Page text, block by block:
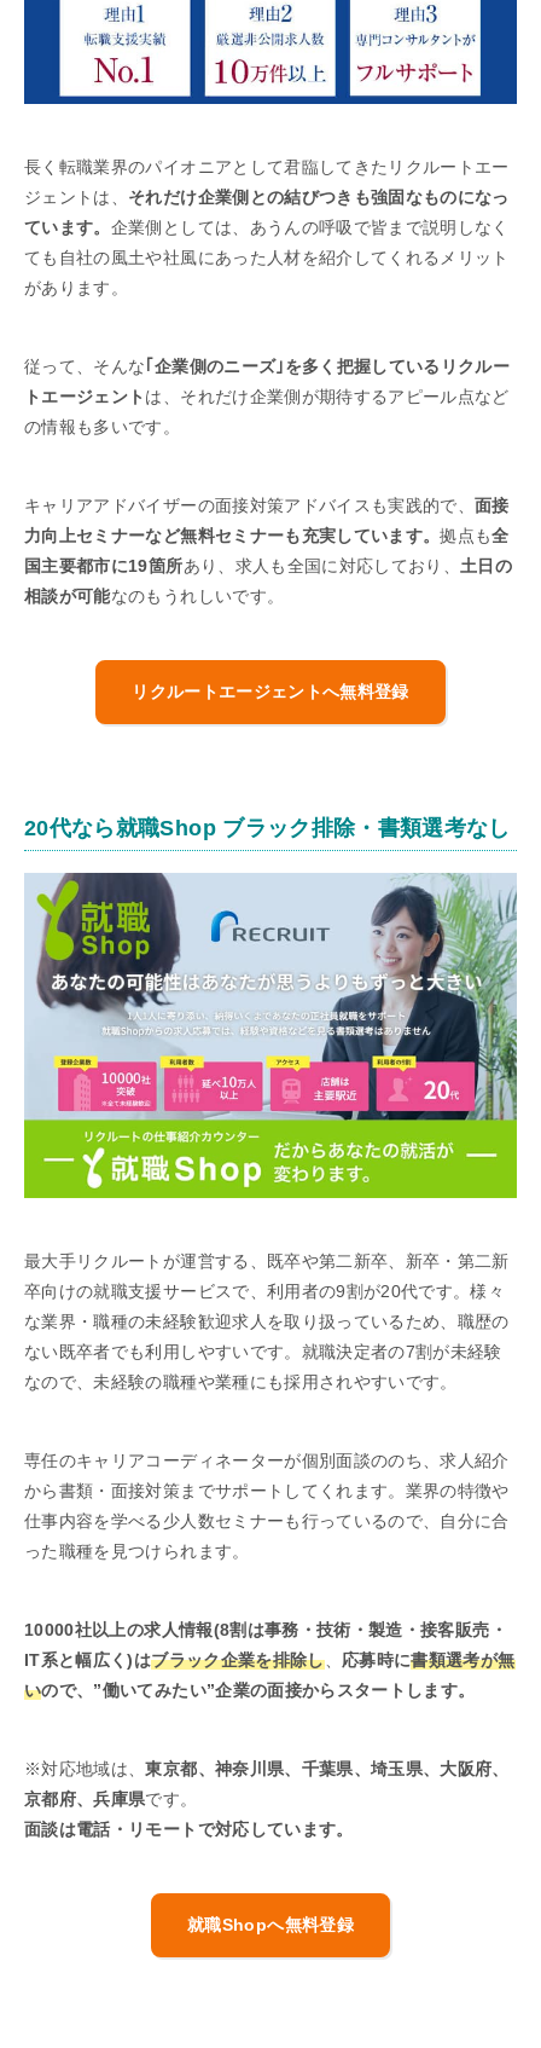
長く転職業界のパイオニアとして君臨してきたリクルートエー
ジェントは、 それだけ企業側との結びつきも強固なものになっ
ています。 企業側としては、あうんの呼吸で皆まで説明しなく
ても自社の風土や社風にあった人材を紹介してくれるメリット
があります。
従って、そんな ｢企業側のニーズ｣を多く把握しているリクルー
トエージェント は、それだけ企業側が期待するアピール点など
の情報も多いです。
キャリアアドバイザーの面接対策アドバイスも実践的で、面接
力向上セミナーなど無料セミナーも充実しています。拠点も全
国主要都市に19箇所あり、求人も全国に対応しており、 土日の
相談が可能なのもうれしいです。
リクルートエージェントへ無料登録
20代なら就職Shop ブラック排除・書類選考なし
最大手リクルートが運営する、既卒や第二新卒、新卒・第二新
卒向けの就職支援サービスで、利用者の9割が20代です。様々
な業界・職種の未経験歓迎求人を取り扱っているため、職歴の
ない既卒者でも利用しやすいです。就職決定者の7割が未経験
なので、未経験の職種や業種にも採用されやすいです。
専任のキャリアコーディネーターが個別面談ののち、求人紹介
から書類・面接対策までサポートしてくれます。業界の特徴や
仕事内容を学べる少人数セミナーも行っているので、自分に合
った職種を見つけられます。
10000社以上の求人情報(8割は事務・技術・製造・接客販売・
IT系と幅広く)はブラック企業を排除し、 応募時に書類選考が無
いので、”働いてみたい”企業の面接からスタートします。
※対応地域は、東京都、神奈川県、千葉県、埼玉県、大阪府、
京都府、兵庫県です。
面談は電話・リモートで対応しています。
就職Shopへ無料登録